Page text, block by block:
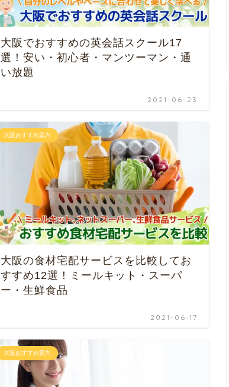
大阪でおすすめの英会話スクール17
選！安い・初心者・マンツーマン・通
い放題
2021-06-23
大阪おすすめ案内
大阪の食材宅配サービスを比較してお
すすめ12選！ミールキット・スーパ
ー・生鮮食品
2021-06-17
大阪おすすめ案内